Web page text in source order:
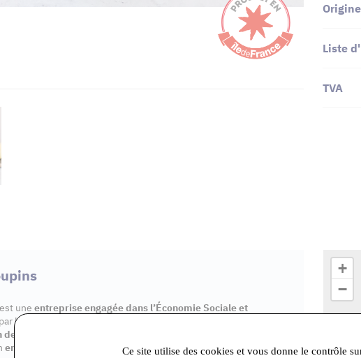
Origine
Liste
TVA
une entreprise engagée dans l’Économie Sociale et
la passion de « mieux manger ». Nous sommes spécialisés
purées de fruits
en Île-de-France
+
−
Ce site utilise des cookies et vous donne le contrôle